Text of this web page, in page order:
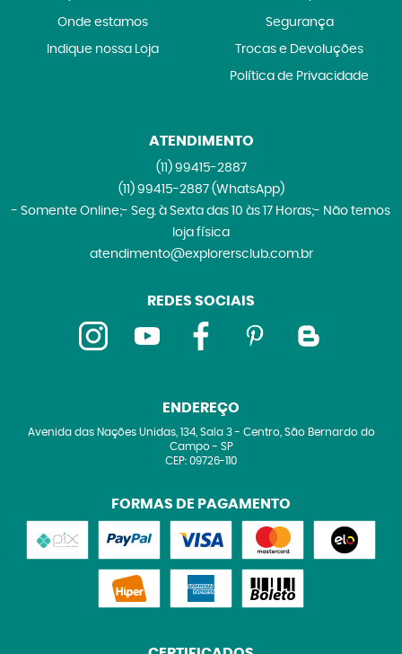
Onde estamos
Indique nossa Loja
Segurança
Trocas e Devoluções
Política de Privacidade
ATENDIMENTO
(11)99415-2887
(11)99415-2887 (WhatsApp)
- Somente Online;- Seg. à Sexta das 10 às 17 Horas;- Não temos
loja física
atendimento@explorersclub.com.br
REDES SOCIAIS
ENDEREÇO
Avenida das Nações Unidas, 134, Sala 3- Centro, São Bernardo do
Campo- SP
CEP: 09726-110
FORMAS DE PAGAMENTO